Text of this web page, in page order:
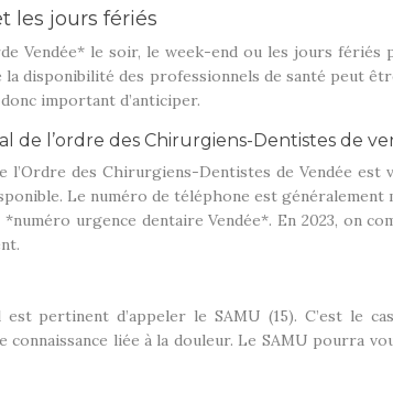
les jours fériés
Vendée* le soir, le week-end ou les jours fériés
la disponibilité des professionnels de santé peut
important d’anticiper.
de l’ordre des Chirurgiens-Dentistes de
l’Ordre des Chirurgiens-Dentistes de Vendée
Le numéro de téléphone est
urgence dentaire Vendée*. En 2023, on
pertinent d’appeler le SAMU (15). C’est le
liée à la douleur. Le SAMU pourra